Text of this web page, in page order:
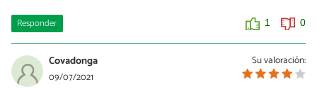
Responder 1 0
Su valoración:
Covadonga
09/07/2021